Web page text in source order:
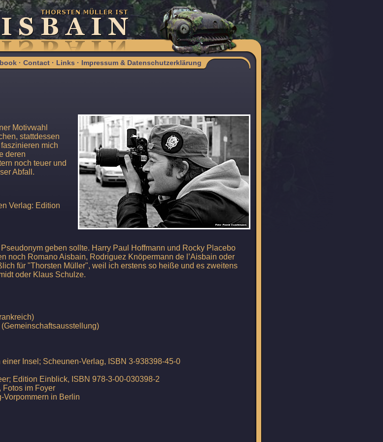
· Contact · Links · Impressum & Datenschutzerklärung
Motivwahl
stattdessen
mich
deren
noch teuer und
Abfall.
Verlag: Edition
geben sollte. Harry Paul Hoffmann und Rocky Placebo
noch Romano Aisbain, Rodriguez Knöpermann de l’Aisbain oder
für "Thorsten Müller", weil ich erstens so heiße und es zweitens
oder Klaus Schulze.
Insel; Scheunen-Verlag, ISBN 3-938398-45-0
Edition Einblick, ISBN 978-3-00-030398-2
Fotos im Foyer
Vorpommern in Berlin